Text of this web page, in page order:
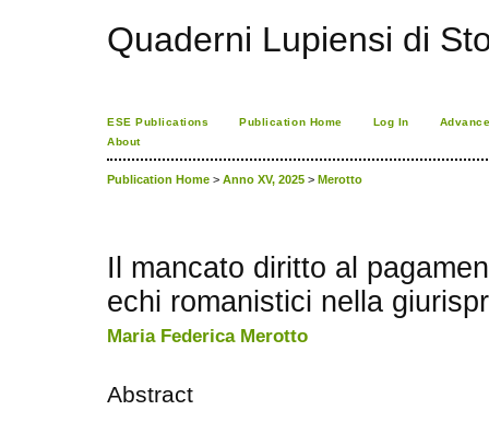
Quaderni Lupiensi di
ESE Publications Publication Home Log In
About
Publication Home > Anno XV, 2025 > Merotto
Il mancato diritto al
echi romanistici nella
Maria Federica Merotto
Abstract